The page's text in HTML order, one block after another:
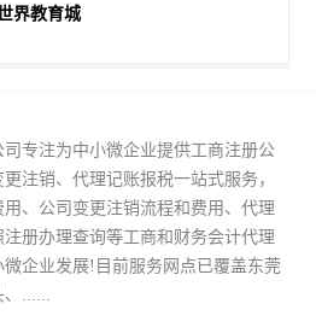
界教育城
专注为中小微企业提供工商注册公
注销、代理记账报税一站式服务，
、公司变更注销流程和费用、代理
册办理查询等工商和财务会计代理
企业发展!目前服务网点已覆盖东莞
、......